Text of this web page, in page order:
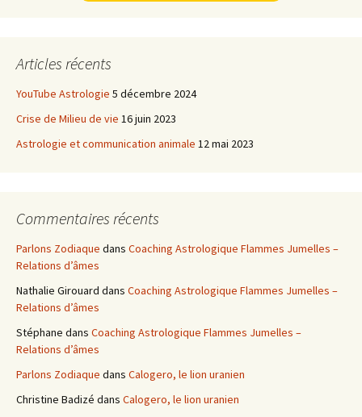
Articles récents
YouTube Astrologie 5 décembre 2024
Crise de Milieu de vie 16 juin 2023
Astrologie et communication animale 12 mai 2023
Commentaires récents
Parlons Zodiaque dans Coaching Astrologique Flammes Jumelles –
Relations d’âmes
Nathalie Girouard dans Coaching Astrologique Flammes Jumelles –
Relations d’âmes
Stéphane dans Coaching Astrologique Flammes Jumelles –
Relations d’âmes
Parlons Zodiaque dans Calogero, le lion uranien
Christine Badizé dans Calogero, le lion uranien